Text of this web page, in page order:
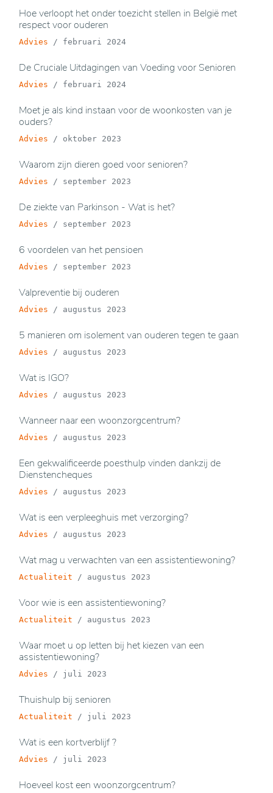
Hoe verloopt het onder toezicht stellen in België met
respect voor ouderen
Advies / februari 2024
De Cruciale Uitdagingen van Voeding voor Senioren
Advies / februari 2024
Moet je als kind instaan voor de woonkosten van je
ouders?
Advies / oktober 2023
Waarom zijn dieren goed voor senioren?
Advies / september 2023
De ziekte van Parkinson - Wat is het?
Advies / september 2023
6 voordelen van het pensioen
Advies / september 2023
Valpreventie bij ouderen
Advies / augustus 2023
5 manieren om isolement van ouderen tegen te gaan
Advies / augustus 2023
Wat is IGO?
Advies / augustus 2023
Wanneer naar een woonzorgcentrum?
Advies / augustus 2023
Een gekwalificeerde poesthulp vinden dankzij de
Dienstencheques
Advies / augustus 2023
Wat is een verpleeghuis met verzorging?
Advies / augustus 2023
Wat mag u verwachten van een assistentiewoning?
Actualiteit / augustus 2023
Voor wie is een assistentiewoning?
Actualiteit / augustus 2023
Waar moet u op letten bij het kiezen van een
assistentiewoning?
Advies / juli 2023
Thuishulp bij senioren
Actualiteit / juli 2023
Wat is een kortverblijf ?
Advies / juli 2023
Hoeveel kost een woonzorgcentrum?